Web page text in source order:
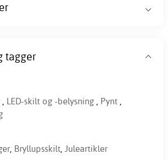
tagger
, LED-skilt og -belysning , Pynt ,
, Bryllupsskilt, Juleartikler